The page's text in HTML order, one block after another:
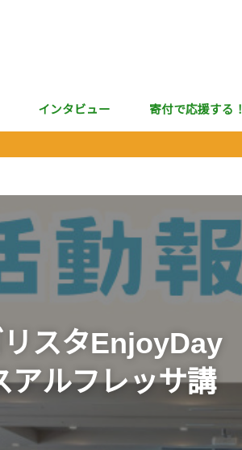
インタビュー 寄付で応援する！
スタEnjoyDay
アルフレッサ講